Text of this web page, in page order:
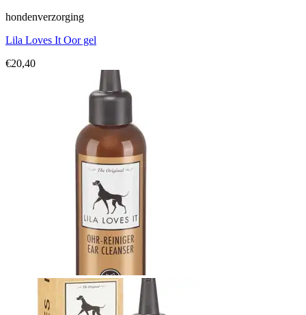
hondenverzorging
Lila Loves It Oor gel
€20,40